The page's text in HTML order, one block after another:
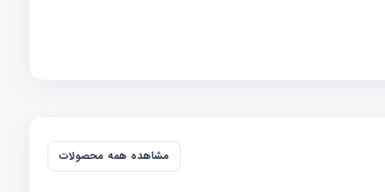
مشاهده همه محصولات